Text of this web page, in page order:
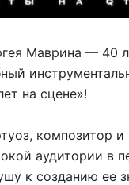
Маврина — 40
на сцене»!
композитор
аудитории в
к созданию ее